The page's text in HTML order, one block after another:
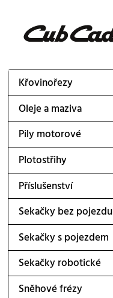
Křovinořezy
Oleje a maziva
Pily motorové
Plotostřihy
Příslušenství
Sekačky bez pojezdu
Sekačky s pojezdem
Sekačky robotické
Sněhové frézy